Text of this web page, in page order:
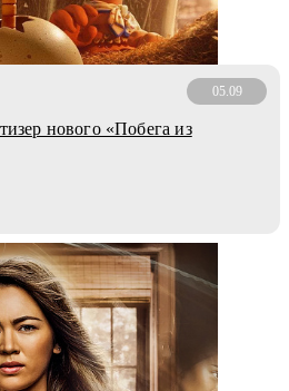
05.09
нового «Побега из